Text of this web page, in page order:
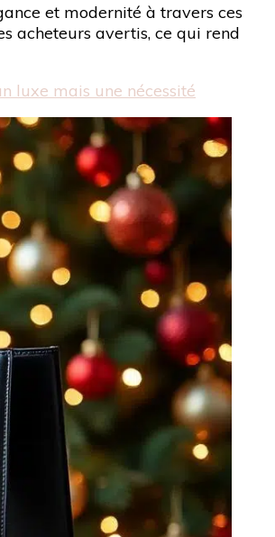
et modernité à travers ces
acheteurs avertis, ce qui rend
luxe mais une nécessité